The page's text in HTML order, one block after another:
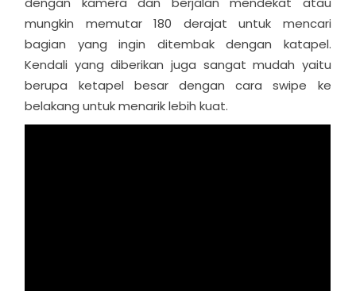
mungkin memutar 180 derajat untuk mencari
bagian yang ingin ditembak dengan katapel.
Kendali yang diberikan juga sangat mudah yaitu
berupa ketapel besar dengan cara swipe ke
belakang untuk menarik lebih kuat.